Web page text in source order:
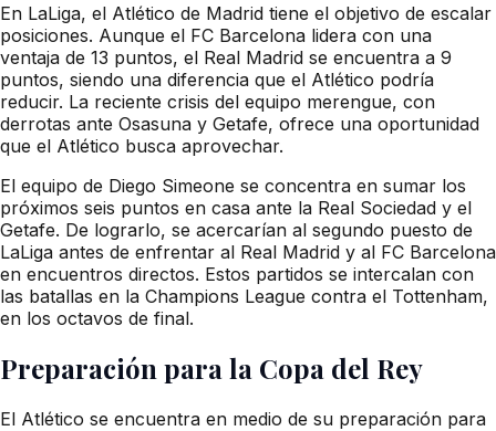
En LaLiga, el Atlético de Madrid tiene el objetivo de escalar
posiciones. Aunque el FC Barcelona lidera con una
ventaja de 13 puntos, el Real Madrid se encuentra a 9
puntos, siendo una diferencia que el Atlético podría
reducir. La reciente crisis del equipo merengue, con
derrotas ante Osasuna y Getafe, ofrece una oportunidad
que el Atlético busca aprovechar.
El equipo de Diego Simeone se concentra en sumar los
próximos seis puntos en casa ante la Real Sociedad y el
Getafe. De lograrlo, se acercarían al segundo puesto de
LaLiga antes de enfrentar al Real Madrid y al FC Barcelona
en encuentros directos. Estos partidos se intercalan con
las batallas en la Champions League contra el Tottenham,
en los octavos de final.
Preparación para la Copa del Rey
El Atlético se encuentra en medio de su preparación para